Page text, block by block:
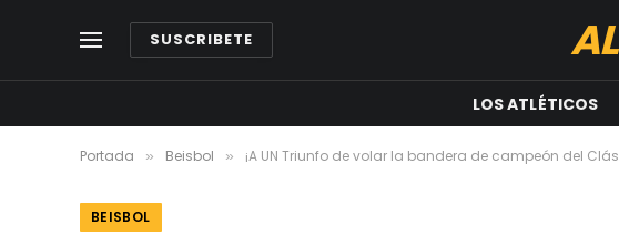
SUSCRIBETE
LOS ATLÉTICOS
Portada » Beisbol » ¡A UN Triunfo de volar la bandera de campeón del
BEISBOL